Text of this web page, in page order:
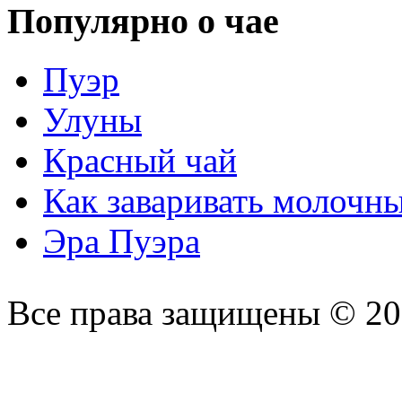
Популярно о чае
Пуэр
Улуны
Красный чай
Как заваривать
Эра Пуэра
Все права защищены ©